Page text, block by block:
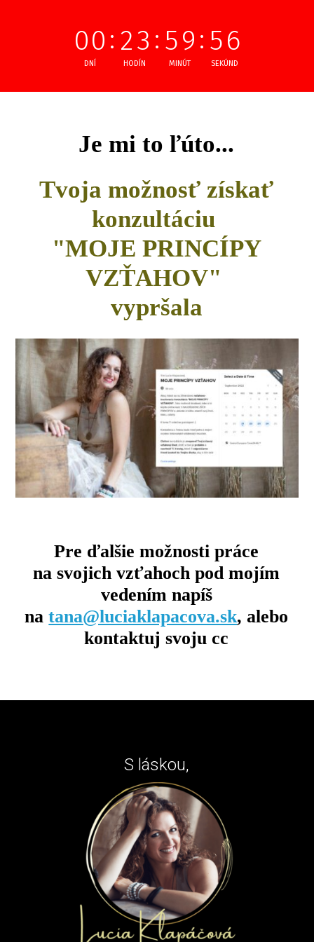
00
DNÍ
23
HODÍN
59
MINÚT
56
SEKÚND
Je mi to ľúto...
Tvoja možnosť získať
konzultáciu
"MOJE PRINCÍPY
VZŤAHOV"
vypršala
Pre ďalšie možnosti práce
na svojich vzťahoch pod mojím
vedením napíš
natana@luciaklapacova.sk, alebo
kontaktuj svoju cc
S láskou,